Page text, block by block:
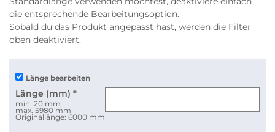
die entsprechende Bearbeitungsoption.
Sobald du das Produkt angepasst hast, werden die Filter
oben deaktiviert.
Länge bearbeiten
Länge (mm) *
min. 20 mm
max. 5980 mm
Originallänge: 6000 mm